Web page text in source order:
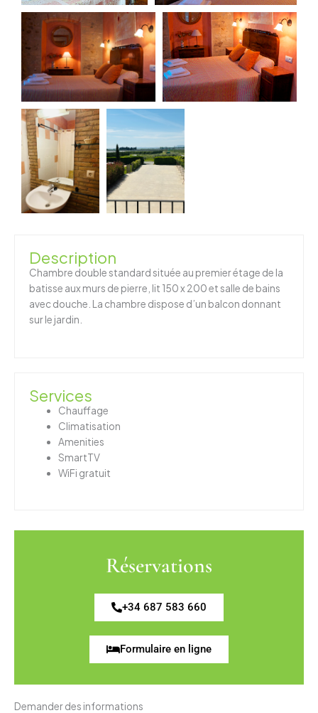
Description
Chambre double standard située au premier étage de la
batisse aux murs de pierre, lit 150 x 200 et salle de bains
avec douche. La chambre dispose d’un balcon donnant
sur le jardin.
Services
Chauffage
Climatisation
Amenities
SmartTV
WiFi gratuit
Réservations
+34 687 583 660
Formulaire en ligne
Demander des informations